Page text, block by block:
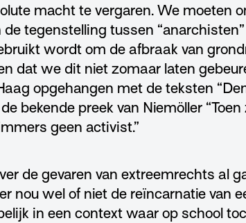
macht te vergaren. We moeten
tegenstelling tussen
wordt om de afbraak van
dat we dit niet zomaar laten
opgehangen met de teksten
bekende preek van Niemöller
geen activist.”
de gevaren van extreemrechts al
nou wel of niet de reïncarnatie van
in een context waar op school